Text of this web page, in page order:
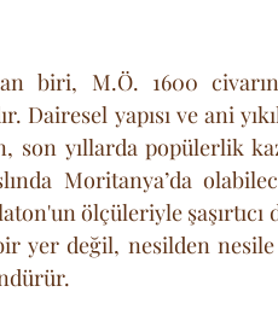
biri, M.Ö. 1600
Dairesel yapısı ve ani
son yıllarda popülerlik
Moritanya’da
ölçüleriyle
yer değil, nesilden nesile